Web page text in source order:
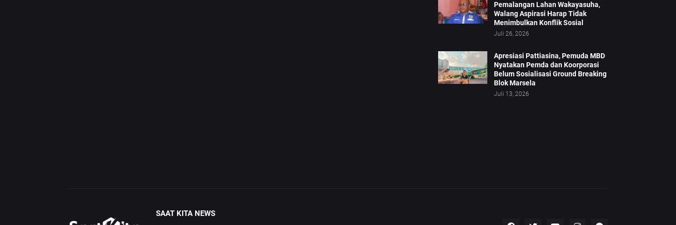
Pemalangan Lahan Wakayasuha,
Walang Aspirasi Harap Tidak
Menimbulkan Konflik Sosial
Juli 26, 2026
Apresiasi Pattiasina, Pemuda MBD
Nyatakan Pemda dan Koorporasi
Belum Sosialisasi Ground Breaking
Blok Marsela
Juli 13, 2026
SAAT KITA NEWS